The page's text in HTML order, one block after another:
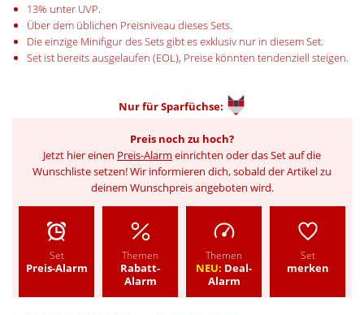
13% unter UVP.
Über dem üblichen Preisniveau dieses Sets.
Die einzige Minifigur des Sets gibt es exklusiv nur in diesem Set.
Set ist bereits ausgelaufen (EOL), Preise könnten tendenziell steigen.
Nur fürSparfüchse:
Preis noch zu hoch?
Jetzt hier einen Preis-Alarm einrichten oder das Set auf die
Wunschliste setzen! Wir informieren dich, sobald der Artikel zu
deinem Wunschpreis angeboten wird.
Set
Preis-Alarm
Themen
Rabatt-
Alarm
Themen
NEU: Deal-
Alarm
Set
merken